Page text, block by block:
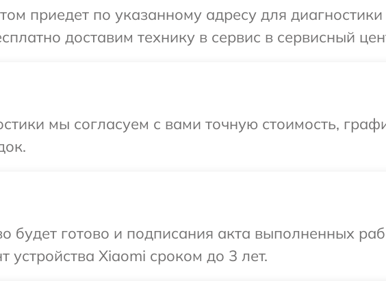
приедет по указанному адресу для
доставим технику в сервис в сервисный
мы согласуем с вами точную стоимость,
будет готово и подписания акта выполненных
устройства Xiaomi сроком до 3 лет.